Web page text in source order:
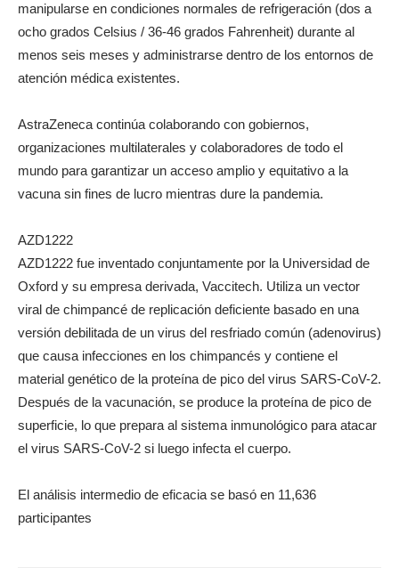
manipularse en condiciones normales de refrigeración (dos a
ocho grados Celsius / 36-46 grados Fahrenheit) durante al
menos seis meses y administrarse dentro de los entornos de
atención médica existentes.
AstraZeneca continúa colaborando con gobiernos,
organizaciones multilaterales y colaboradores de todo el
mundo para garantizar un acceso amplio y equitativo a la
vacuna sin fines de lucro mientras dure la pandemia.
AZD1222
AZD1222 fue inventado conjuntamente por la Universidad de
Oxford y su empresa derivada, Vaccitech. Utiliza un vector
viral de chimpancé de replicación deficiente basado en una
versión debilitada de un virus del resfriado común (adenovirus)
que causa infecciones en los chimpancés y contiene el
material genético de la proteína de pico del virus SARS-CoV-2.
Después de la vacunación, se produce la proteína de pico de
superficie, lo que prepara al sistema inmunológico para atacar
el virus SARS-CoV-2 si luego infecta el cuerpo.
El análisis intermedio de eficacia se basó en 11,636
participantes